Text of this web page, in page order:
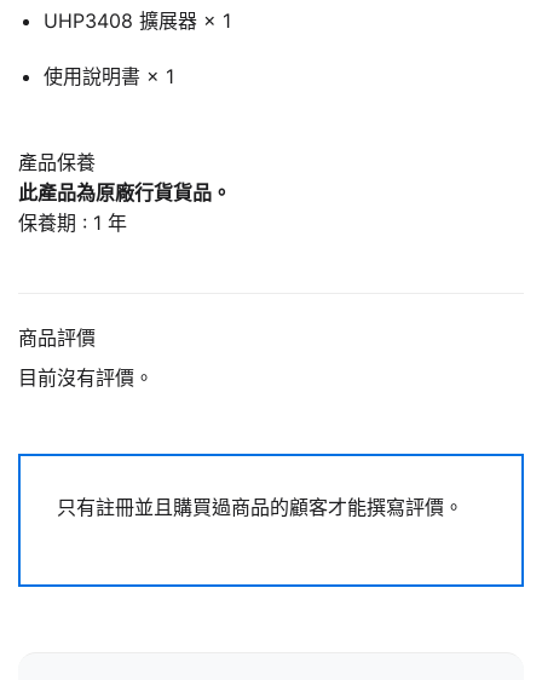
UHP3408 擴展器 × 1
使用說明書 × 1
產品保養
此產品為原廠行貨貨品。
保養期 : 1 年
商品評價
目前沒有評價。
只有註冊並且購買過商品的顧客才能撰寫評價。